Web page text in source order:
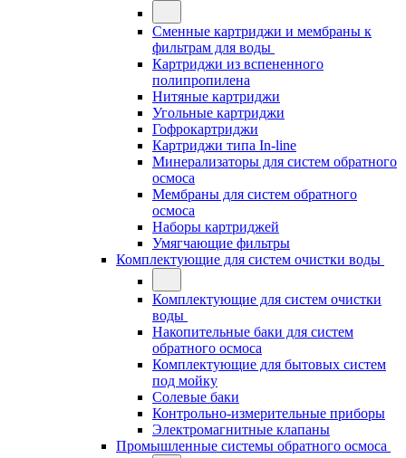
Сменные картриджи и мембраны к
фильтрам для воды
Картриджи из вспененного
полипропилена
Нитяные картриджи
Угольные картриджи
Гофрокартриджи
Картриджи типа In-line
Минерализаторы для систем обратного
осмоса
Мембраны для систем обратного
осмоса
Наборы картриджей
Умягчающие фильтры
Комплектующие для систем очистки воды
Комплектующие для систем очистки
воды
Накопительные баки для систем
обратного осмоса
Комплектующие для бытовых систем
под мойку
Солевые баки
Контрольно-измерительные приборы
Электромагнитные клапаны
Промышленные системы обратного осмоса